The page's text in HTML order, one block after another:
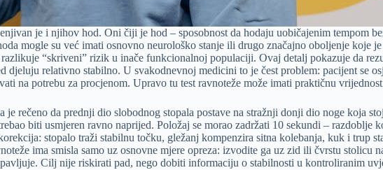
je i njihov hod. Oni čiji je hod – sposobnost da hodaju uobičajenim tempom
mogle su već imati osnovno neurološko stanje ili drugo značajno oboljenje koje
“skriveni” rizik u inače funkcionalnoj populaciji. Ovaj detalj pokazuje da
relativno stabilno. U svakodnevnoj medicini to je čest problem: pacijent se
na potrebu za procjenom. Upravo tu test ravnoteže može imati praktičnu
je rečeno da prednji dio slobodnog stopala postave na stražnji donji dio noge koja
biti usmjeren ravno naprijed. Položaj se morao zadržati 10 sekundi – razdoblje
stopalo traži stabilnu točku, gležanj kompenzira sitna kolebanja, kuk i trup
ima smisla samo uz osnovne mjere opreza: izvodite ga uz zid ili čvrstu
Cilj nije riskirati pad, nego dobiti informaciju o stabilnosti u kontroliranim